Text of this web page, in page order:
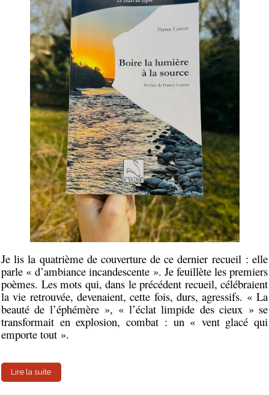
Je lis la quatrième de couverture de ce dernier recueil : elle
parle « d’ambiance incandescente ». Je feuillète les premiers
poèmes. Les mots qui, dans le précédent recueil, célébraient
la vie retrouvée, devenaient, cette fois, durs, agressifs. « La
beauté de l’éphémère », « l’éclat limpide des cieux » se
transformait en explosion, combat : un « vent glacé qui
emporte tout ».
Lire la suite